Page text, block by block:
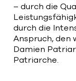
– durch die
durch die
Anspruch, den
Damien
Patriarche.